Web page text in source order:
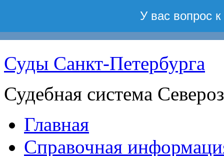
Суды Санкт-Петербурга
Судебная система
Главная
Справочная